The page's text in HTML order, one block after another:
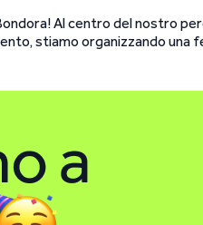
Al centro del nostro
stiamo organizzando una